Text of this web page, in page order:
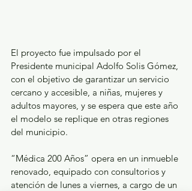
El proyecto fue impulsado por el
Presidente municipal Adolfo Solis Gómez,
con el objetivo de garantizar un servicio
cercano y accesible, a niñas, mujeres y
adultos mayores, y se espera que este año
el modelo se replique en otras regiones
del municipio.
“Médica 200 Años” opera en un inmueble
renovado, equipado con consultorios y
atención de lunes a viernes, a cargo de un